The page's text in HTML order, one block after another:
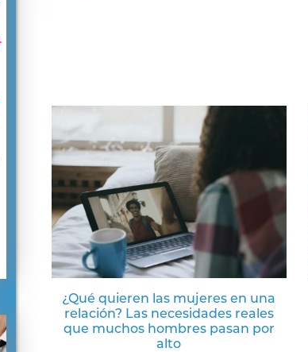
¿Qué quieren las mujeres en una
relación? Las necesidades reales
que muchos hombres pasan por
alto